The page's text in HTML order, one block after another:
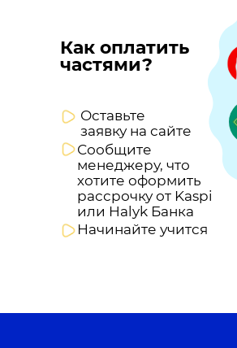
Как оплатить
частями?
Оставьте
заявку на сайте
Сообщите
менеджеру, что
хотите оформить
рассрочку от Kaspi
или Halyk Банка
Начинайте учится